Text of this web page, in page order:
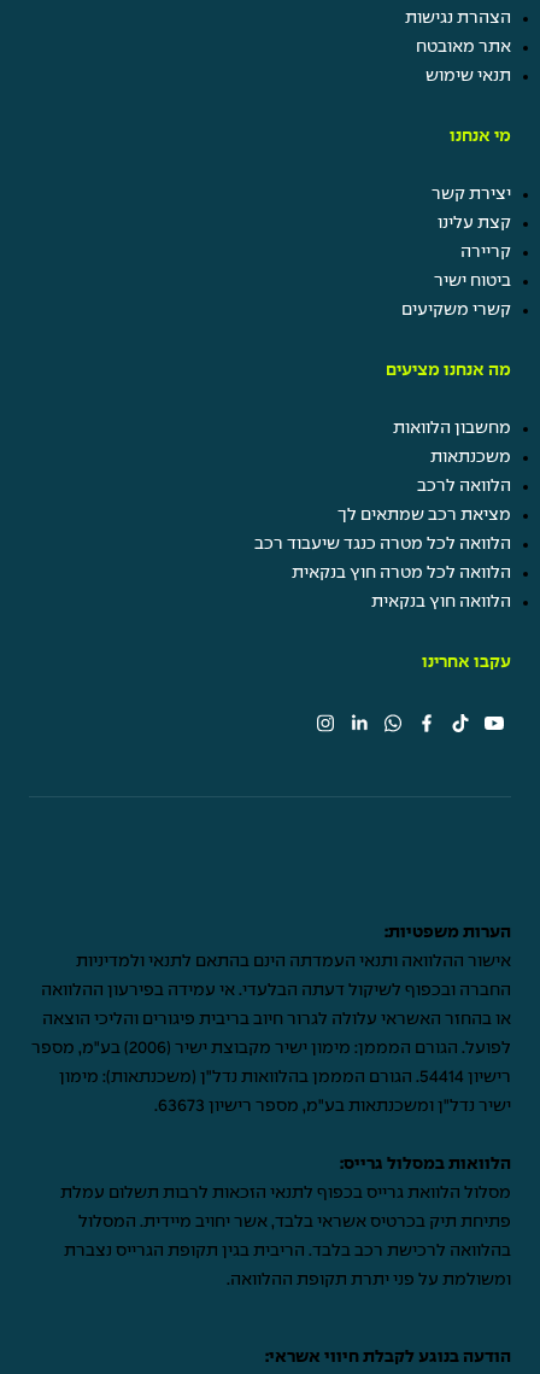
קרן מלגות
ערבי גיבוש ומסיבות
הצהרת נגישות
אתר מאובטח
תנאי שימוש
מי אנחנו
יצירת קשר
קצת עלינו
קריירה
ביטוח ישיר
קשרי משקיעים
מה אנחנו מציעים
מחשבון הלוואות
משכנתאות
הלוואה לרכב
מציאת רכב שמתאים לך
הלוואה לכל מטרה כנגד שיעבוד רכב
הלוואה לכל מטרה חוץ בנקאית
הלוואה חוץ בנקאית
עקבו אחרינו
הערות משפטיות:
אישור ההלוואה ותנאי העמדתה הינם בהתאם לתנאי ולמדיניות
החברה ובכפוף לשיקול דעתה הבלעדי. אי עמידה בפירעון ההלוואה
או בהחזר האשראי עלולה לגרור חיוב בריבית פיגורים והליכי הוצאה
לפועל. הגורם המממן: מימון ישיר מקבוצת ישיר (2006) בע"מ, מספר
רישיון 54414. הגורם המממן בהלוואות נדל"ן (משכנתאות): מימון
ישיר נדל"ן ומשכנתאות בע"מ, מספר רישיון 63673.
הלוואות במסלול גרייס:
מסלול הלוואת גרייס בכפוף לתנאי הזכאות לרבות תשלום עמלת
פתיחת תיק בכרטיס אשראי בלבד, אשר יחויב מיידית. המסלול
בהלוואה לרכישת רכב בלבד. הריבית בגין תקופת הגרייס נצברת
ומשולמת על פני יתרת תקופת ההלוואה.
הודעה בנוגע לקבלת חיווי אשראי: